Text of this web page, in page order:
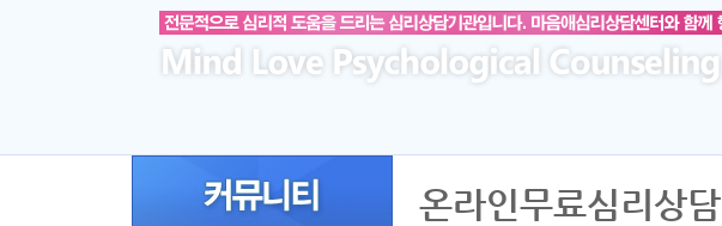
온라인무료심리상담